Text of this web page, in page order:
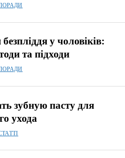
у чоловіків:
та підходи
зубную пасту для
ухода